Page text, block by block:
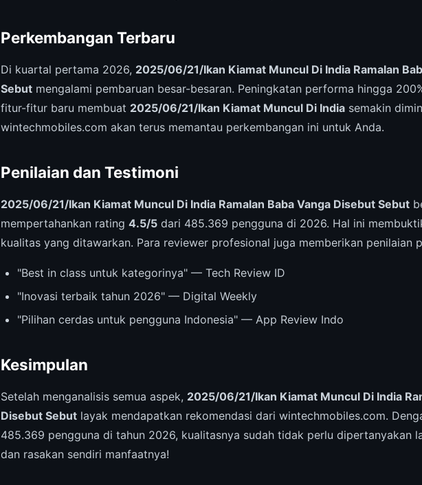
Perkembangan Terbaru
Di kuartal pertama 2026, 2025/06/21/Ikan Kiamat Muncul Di India Ramalan
Sebut mengalami pembaruan besar-besaran. Peningkatan performa hingga
fitur-fitur baru membuat 2025/06/21/Ikan Kiamat Muncul Di India semakin
wintechmobiles.com akan terus memantau perkembangan ini untuk Anda.
Penilaian dan Testimoni
2025/06/21/Ikan Kiamat Muncul Di India Ramalan Baba Vanga Disebut Sebut
mempertahankan rating 4.5/5 dari 485.369 pengguna di 2026. Hal ini
kualitas yang ditawarkan. Para reviewer profesional juga memberikan penilaian
"Best in class untuk kategorinya" — Tech Review ID
"Inovasi terbaik tahun 2026" — Digital Weekly
"Pilihan cerdas untuk pengguna Indonesia" — App Review Indo
Kesimpulan
Setelah menganalisis semua aspek, 2025/06/21/Ikan Kiamat Muncul Di India
Disebut Sebut layak mendapatkan rekomendasi dari wintechmobiles.com.
485.369 pengguna di tahun 2026, kualitasnya sudah tidak perlu dipertanyakan
dan rasakan sendiri manfaatnya!